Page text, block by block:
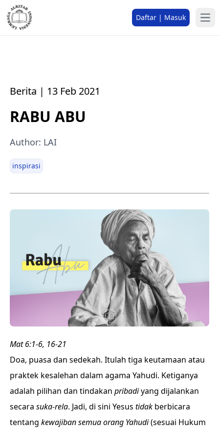
Daftar | Masuk
Berita | 13 Feb 2021
RABU ABU
Author: LAI
inspirasi
Mat 6:1-6, 16-21
Doa, puasa dan sedekah. Itulah tiga keutamaan atau
praktek kesalehan dalam agama Yahudi. Ketiganya
adalah pilihan dan tindakan pribadiyang dijalankan
secara suka-rela. Jadi, di sini Yesus tidak berbicara
tentang kewajiban semua orang Yahudi(sesuai Hukum